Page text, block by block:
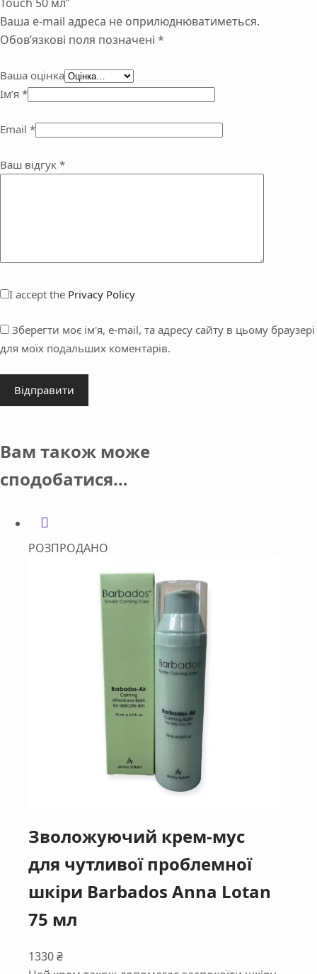
Ваша e-mail адреса не оприлюднюватиметься.
Обов’язкові поля позначені *
Ваша оцінка
Ім’я *
Email *
Ваш відгук *
I accept the Privacy Policy
Зберегти моє ім'я, e-mail, та адресу сайту в цьому браузері
для моїх подальших коментарів.
Відправити
Вам також може
сподобатися…
РОЗПРОДАНО
Зволожуючий крем-мус
для чутливої проблемної
шкіри Barbados Anna Lotan
75 мл
1330₴